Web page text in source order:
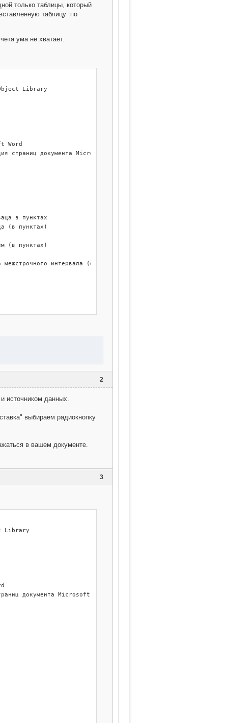
только таблицы, который
таблицу по
ума не хватает.
Library
Word
страниц документа Microsoft Word
в пунктах
(в пунктах)
(в пунктах)
интервала (одинарный)
ячеек
'выравнивание в ячейке
2
источником данных.
выбираем радиокнопку
в вашем документе.
3
Library
документа Microsoft Word